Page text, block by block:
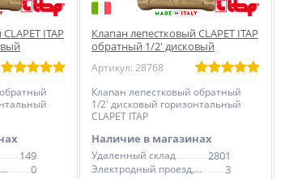
ITAP
149
Электродный проезд, 6с1
0
Клапан лепестковый CLAPET ITAP
обратный 1/2' дисковый
Артикул: 28768
Клапан лепестковый обратный
1/2' дисковый горизонтальный
CLAPET ITAP
Наличие в магазинах
Удаленный склад 2801
Электродный проезд, 6с1
3